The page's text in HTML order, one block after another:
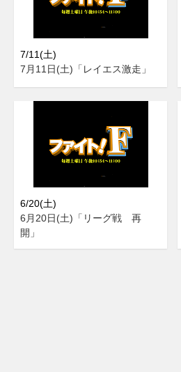
7/11(土)
7月11日(土)「レイエス激走」
6/20(土)
6月20日(土)「リーグ戦 再
開」